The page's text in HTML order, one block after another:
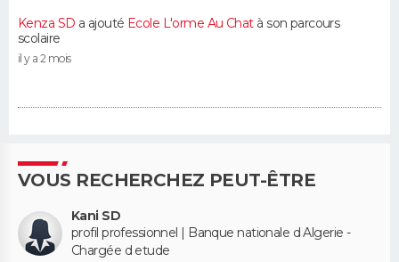
Kenza SD a ajouté Ecole L'orme Au Chatà son parcours
scolaire
il y a 2 mois
VOUS RECHERCHEZ PEUT-ÊTRE
Kani SD
profil professionnel | Banque nationale d Algerie -
Chargée d etude